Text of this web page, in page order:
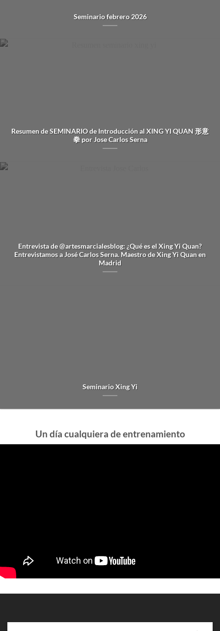
Seminario febrero 2026
Resumen de SEMINARIO de Introducción al XING YI QUAN 形意
拳 por Jose Carlos Serna
Entrevista de @artesmarcialesblog: ¿Qué es el Xing Yi Quan?
Entrevistamos a José Carlos Serna. Maestro de Xing Yi Quan en
Madrid
Seminario Xing Yi
Un día cualquiera de entrenamiento